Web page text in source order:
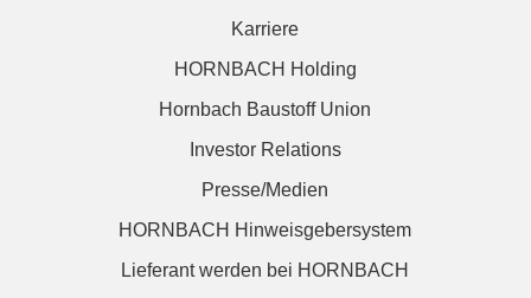
Karriere
HORNBACH Holding
Hornbach Baustoff Union
Investor Relations
Presse/Medien
HORNBACH Hinweisgebersystem
Lieferant werden bei HORNBACH